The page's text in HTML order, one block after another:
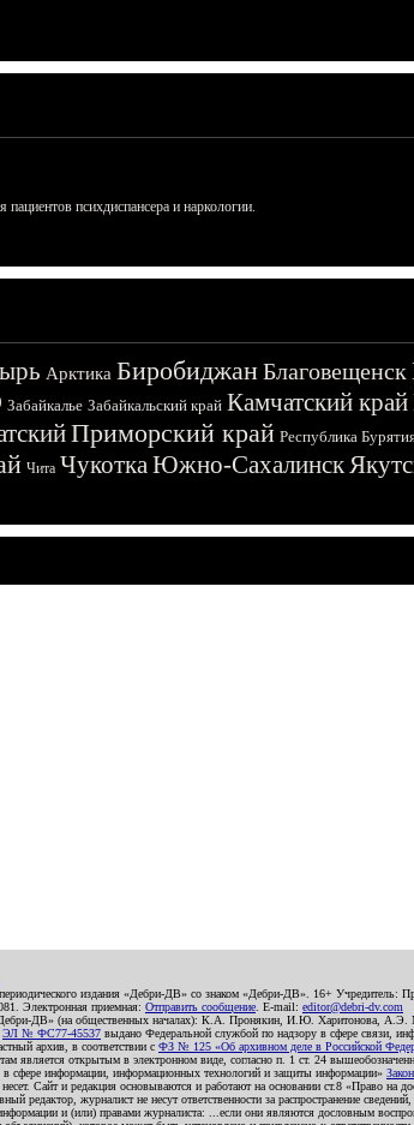
пациентов психдиспансера и наркологии.
Арктика БиробиджанБлаговещенск
Забайкалье Забайкальский край Камчатский край
Приморский край Республика
Чита ЧукоткаЮжно-Сахалинск
периодического издания «Дебри-ДВ» со знаком «Дебри-ДВ». 16+
Электронная приемная: Отправить сообщение . E-mail: editor@debri-dv.com
«Дебри-ДВ» (на общественных началах): К.А. Пронякин, И.Ю.
ЭЛ № ФС77-45537 выдано Федеральной службой по надзору в сфере связи,
архив, в соответствии с ФЗ № 125 «Об архивном деле в Российской
является открытым в электронном виде, согласно п. 1 ст. 24
в сфере информации, информационных технологий и защиты информации»
Сайт и редакция основываются и работают на основании ст.8 «Право на
редактор, журналист не несут ответственности за распространение
и (или) правами журналиста: ...если они являются дословным